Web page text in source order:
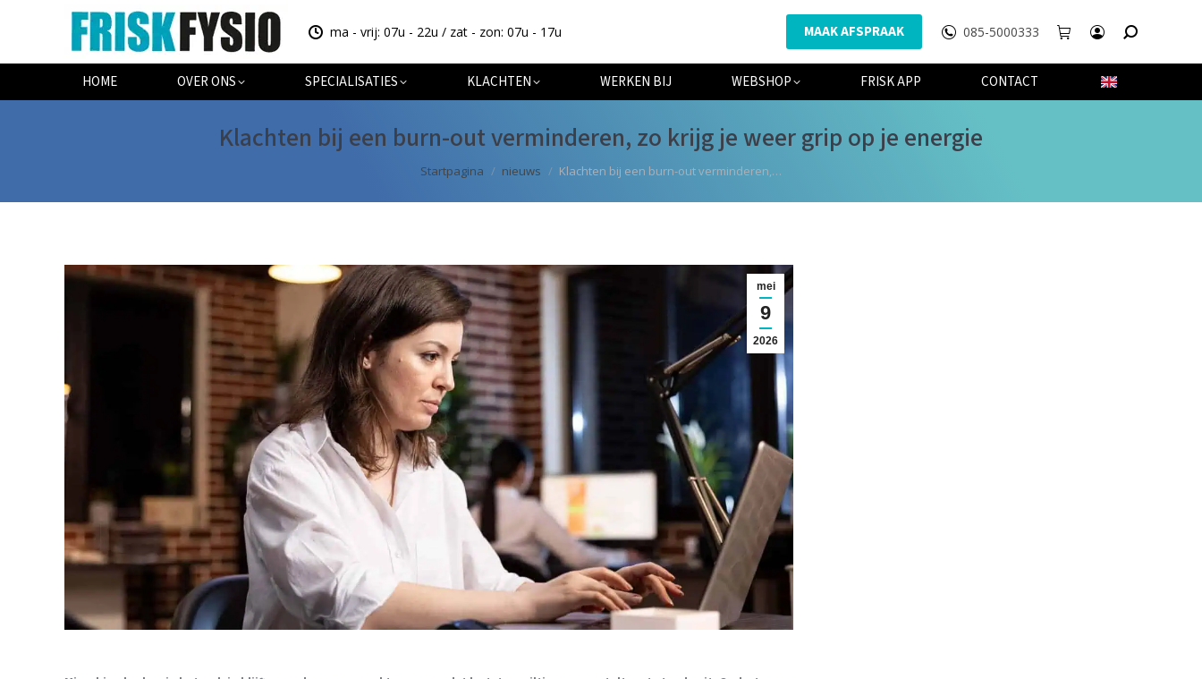
ma - vrij: 07u - 22u / zat - zon: 07u - 17u MAAK AFSPRAAK 085-5000333
HOME OVER ONS SPECIALISATIES KLACHTEN WERKEN BIJ WEBSHOP FRISK APP CONTACT
Klachten bij een burn-out verminderen, zo krijg je weer grip op je energie
Je bent hier:
Startpagina nieuws Klachten bij een burn-out verminderen,…
mei
9
2026
HOME OVER ONS SPECIALISATIES WEBSHOP FRISK APP CONTACT